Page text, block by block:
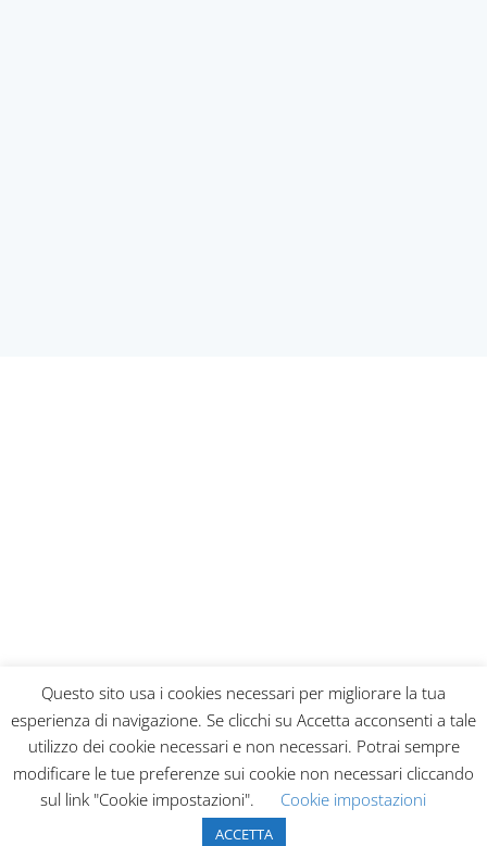
Home Blog
Collabora con noi
Privacy Policy
Contatti
Liquid Sky Agency 2020 - All rights reserved
Questo sito usa i cookies necessari per migliorare la tua
esperienza di navigazione. Se clicchi su Accetta acconsenti a tale
utilizzo dei cookie necessari e non necessari. Potrai sempre
modificare le tue preferenze sui cookie non necessari cliccando
sul link "Cookie impostazioni".
Cookie impostazioni
ACCETTA